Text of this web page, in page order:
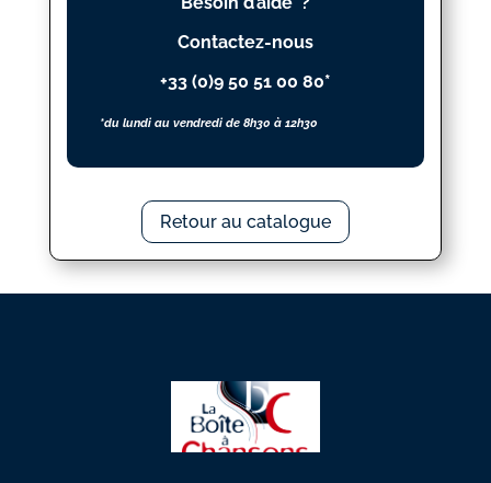
Contactez-nous
+33 (0)9 50 51 00 80*
*du lundi au vendredi de 8h30 à 12h30
Retour au catalogue